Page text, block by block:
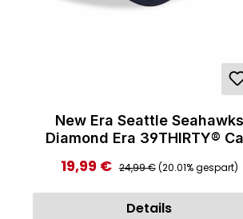
New Era Seattle Seahawks
Diamond Era 39THIRTY®
Verkaufspreis:
19,99 € Regulärer Preis:
24,99 €(20.01% gespart)
Details